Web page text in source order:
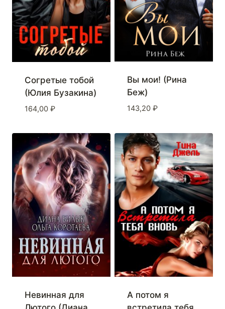
Согретые тобой
(Юлия Бузакина)
164,00 ₽
Вы мои! (Рина
Беж)
143,20 ₽
Невинная для
А потом я